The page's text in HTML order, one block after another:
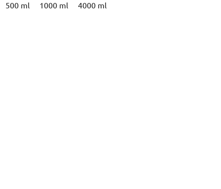
500 ml 1000 ml 4000 ml